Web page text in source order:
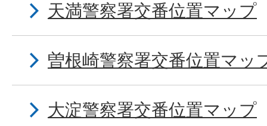
天満警察署交番位置マップ
曽根崎警察署交番位置マッ
大淀警察署交番位置マップ